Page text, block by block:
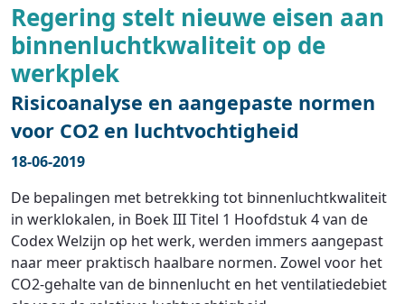
Regering stelt nieuwe eisen aan
binnenluchtkwaliteit op de
werkplek
Risicoanalyse en aangepaste normen
voor CO2 en luchtvochtigheid
18-06-2019
De bepalingen met betrekking tot binnenluchtkwaliteit
in werklokalen, in Boek III Titel 1 Hoofdstuk 4 van de
Codex Welzijn op het werk, werden immers aangepast
naar meer praktisch haalbare normen. Zowel voor het
CO2-gehalte van de binnenlucht en het ventilatiedebiet